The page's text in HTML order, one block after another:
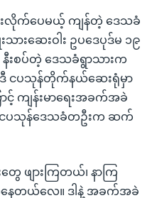
လိုက်ပေမယ့် ကျန်တဲ့ ဒေသခံ
းဆေးဝါး ဥပဒေပုဒ်မ ၁၉
းစပ်တဲ့ ဒေသခံရွာသားက
ငပသုန်တိုက်နယ်ဆေးရုံမှာ
င့် ကျန်းမာရေးအခက်အခဲ
ပသုန်ဒေသခံတဦးက ဆက်
ဖျားကြတယ်၊ နာကြ
ေတယ်လေ။ ဒါနဲ့ အခက်အခဲ